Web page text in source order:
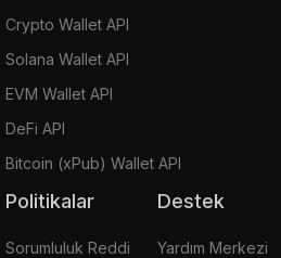
Crypto Wallet API
Solana Wallet API
EVM Wallet API
DeFi API
Bitcoin (xPub) Wallet API
Politikalar
Sorumluluk Reddi
Destek
Yardım Merkezi